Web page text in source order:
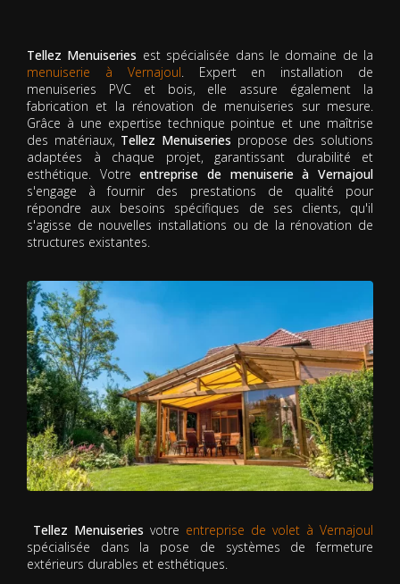
Tellez Menuiseries est spécialisée dans le domaine de la
menuiserie à Vernajoul. Expert en installation de
menuiseries PVC et bois, elle assure également la
fabrication et la rénovation de menuiseries sur mesure.
Grâce à une expertise technique pointue et une maîtrise
des matériaux, Tellez Menuiseries propose des solutions
adaptées à chaque projet, garantissant durabilité et
esthétique. Votreentreprise de menuiserie à Vernajoul
s'engage à fournir des prestations de qualité pour
répondre aux besoins spécifiques de ses clients, qu'il
s'agisse de nouvelles installations ou de la rénovation de
structures existantes.
Tellez Menuiseries votre entreprise de volet à Vernajoul
spécialisée dans la pose de systèmes de fermeture
extérieurs durables et esthétiques.